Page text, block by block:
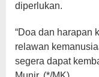
diperlukan.
“Doa dan harapan
relawan
segera dapat